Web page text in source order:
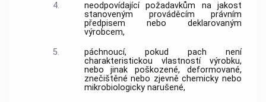
4.
neodpovídající požadavkům na jakost
stanoveným prováděcím právním
předpisem nebo deklarovaným
výrobcem,
5.
páchnoucí, pokud pach není
charakteristickou vlastností výrobku,
nebo jinak poškozené, deformované,
znečištěné nebo zjevně chemicky nebo
mikrobiologicky narušené,